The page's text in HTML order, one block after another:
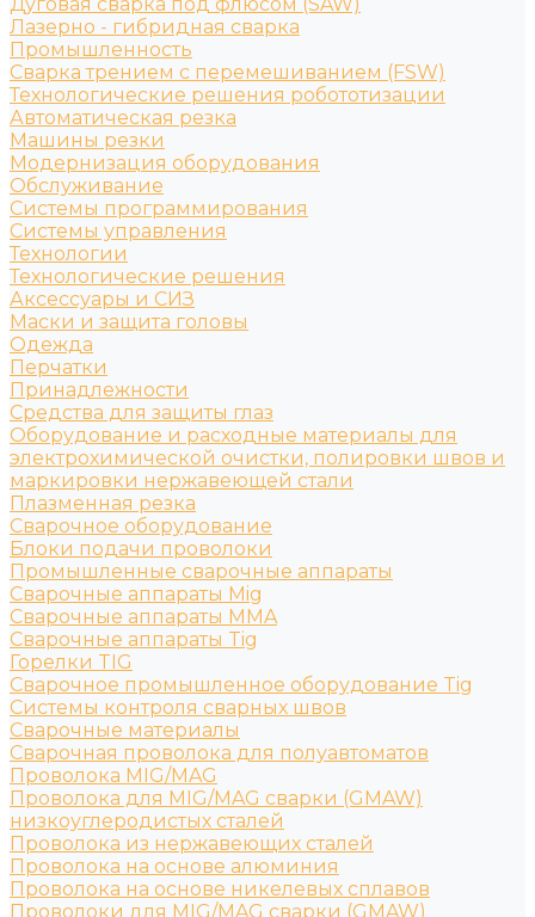
Лазерно - гибридная сварка
Промышленность
Сварка трением с перемешиванием (FSW)
Технологические решения робототизации
Автоматическая резка
Машины резки
Модернизация оборудования
Обслуживание
Системы программирования
Системы управления
Технологии
Технологические решения
Аксессуары и СИЗ
Маски и защита головы
Одежда
Перчатки
Принадлежности
Средства для защиты глаз
Оборудование и расходные материалы для
электрохимической очистки, полировки швов и
маркировки нержавеющей стали
Плазменная резка
Сварочное оборудование
Блоки подачи проволоки
Промышленные сварочные аппараты
Сварочные аппараты Mig
Сварочные аппараты MMA
Сварочные аппараты Tig
Горелки TIG
Сварочное промышленное оборудование Tig
Системы контроля сварных швов
Сварочные материалы
Сварочная проволока для полуавтоматов
Проволока MIG/MAG
Проволока для MIG/MAG сварки (GMAW)
низкоуглеродистых сталей
Проволока из нержавеющих сталей
Проволока на основе алюминия
Проволока на основе никелевых сплавов
Проволоки для MIG/MAG сварки (GMAW)